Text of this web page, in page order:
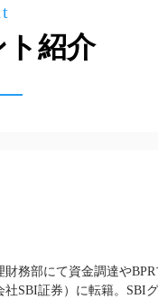
ト紹介
務部にて資金調達やBPR
SBI証券）に転籍。SBI